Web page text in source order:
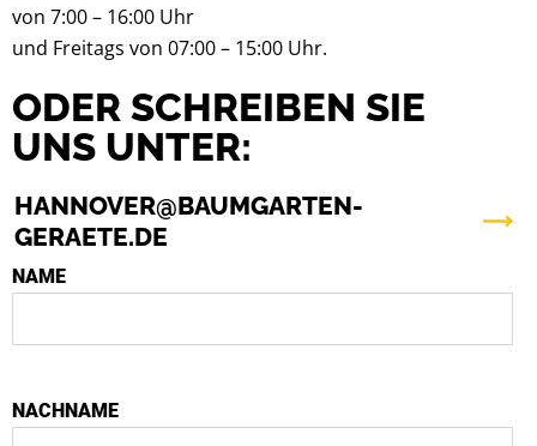
von 7:00 – 16:00 Uhr
und Freitags von 07:00 – 15:00 Uhr.
ODER SCHREIBEN SIE
UNS UNTER:
HANNOVER@BAUMGARTEN-
GERAETE.DE
NAME
NACHNAME